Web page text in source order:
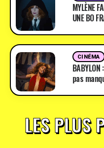
MYLÈNE
UNE BO
CINÉMA
pas
LES PLUS